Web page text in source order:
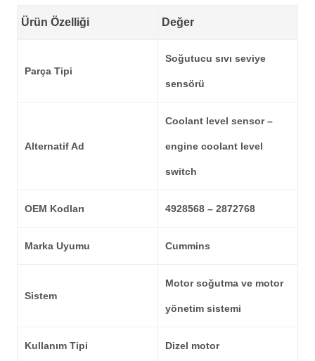
Ürün Özelliği Değer
Parça Tipi
Soğutucu sıvı seviye
sensörü
Alternatif Ad
Coolant level sensor –
engine coolant level
switch
OEM Kodları 4928568 – 2872768
Marka Uyumu Cummins
Sistem
Motor soğutma ve motor
yönetim sistemi
Kullanım Tipi Dizel motor